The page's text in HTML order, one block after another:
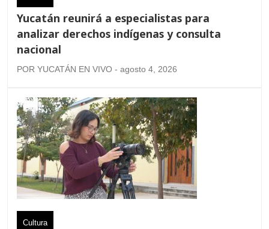
Yucatán reunirá a especialistas para
analizar derechos indígenas y consulta
nacional
POR YUCATÁN EN VIVO - agosto 4, 2026
Cultura